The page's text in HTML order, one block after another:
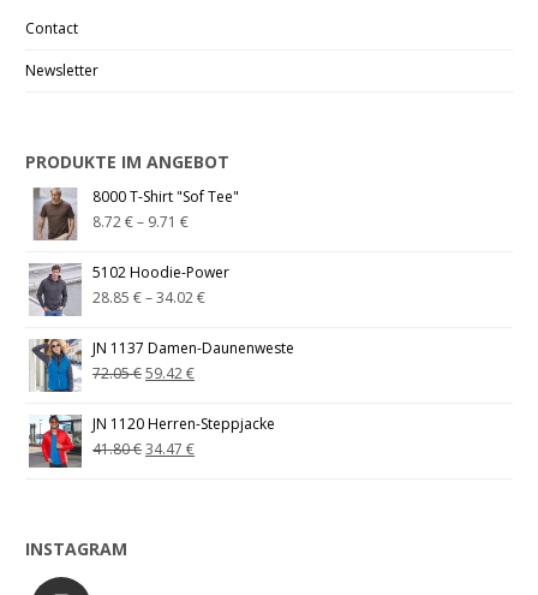
Contact
Newsletter
PRODUKTE IM ANGEBOT
8000 T-Shirt "Sof Tee"
8.72€– 9.71€
5102 Hoodie-Power
28.85€–34.02€
JN 1137 Damen-Daunenweste
72.05€59.42€
JN 1120 Herren-Steppjacke
41.80€34.47€
INSTAGRAM